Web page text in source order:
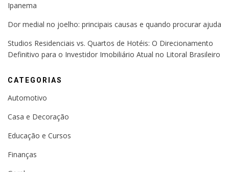
Ipanema
Dor medial no joelho: principais causas e quando procurar ajuda
Studios Residenciais vs. Quartos de Hotéis: O Direcionamento
Definitivo para o Investidor Imobiliário Atual no Litoral Brasileiro
CATEGORIAS
Automotivo
Casa e Decoração
Educação e Cursos
Finanças